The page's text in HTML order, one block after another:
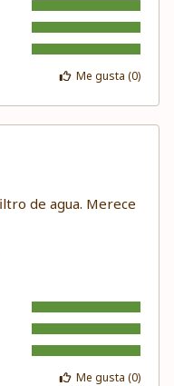
Me gusta (0)
de agua. Merece
Me gusta (0)